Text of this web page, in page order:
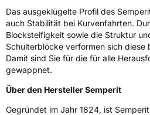
Das ausgeklügelte Profil des
auch Stabilität bei Kurvenfahrten.
Blocksteifigkeit sowie die Struktur
Schulterblöcke verformen sich diese
Damit sind Sie für die für alle
gewappnet.
Über den Hersteller Semperit
Gegründet im Jahr 1824, ist